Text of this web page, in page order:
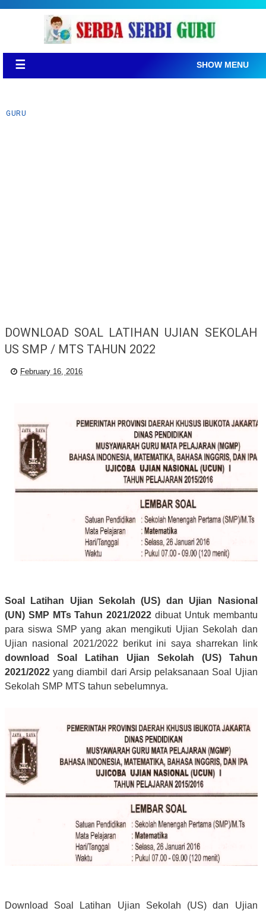
☰ SHOW MENU
GURU
DOWNLOAD SOAL LATIHAN UJIAN SEKOLAH
US SMP / MTS TAHUN 2022
February 16, 2016
Soal Latihan Ujian Sekolah (US) dan Ujian Nasional
(UN) SMP MTs Tahun 2021/2022 dibuat Untuk membantu
para siswa SMP yang akan mengikuti Ujian Sekolah dan
Ujian nasional 2021/2022 berikut ini saya sharrekan link
download Soal Latihan Ujian Sekolah (US) Tahun
2021/2022 yang diambil dari Arsip pelaksanaan Soal Ujian
Sekolah SMP MTS tahun sebelumnya.
Download Soal Latihan Ujian Sekolah (US) dan Ujian